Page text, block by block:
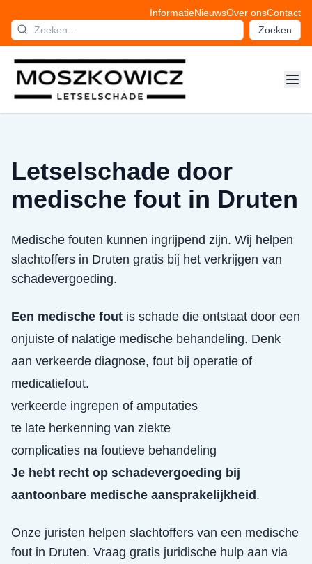
InformatieNieuwsOver onsContact
Zoeken
Letselschade door
medische fout in Druten
Medische fouten kunnen ingrijpend zijn. Wij helpen
slachtoffers in Druten gratis bij het verkrijgen van
schadevergoeding.
Een medische fout is schade die ontstaat door een
onjuiste of nalatige medische behandeling. Denk
aan verkeerde diagnose, fout bij operatie of
medicatiefout.
verkeerde ingrepen of amputaties
te late herkenning van ziekte
complicaties na foutieve behandeling
Je hebt recht op schadevergoeding bij
aantoonbare medische aansprakelijkheid .
Onze juristen helpen slachtoffers van een medische
fout in Druten. Vraag gratis juridische hulp aan via